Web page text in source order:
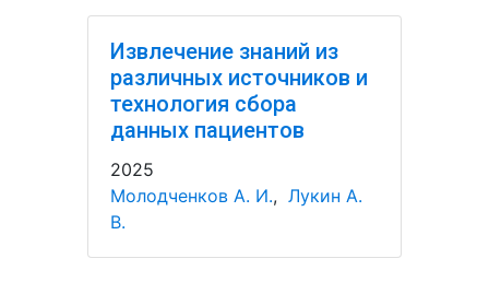
Извлечение знаний из
различных источников и
технология сбора
данных пациентов
2025
Молодченков А. И., Лукин А.
В.